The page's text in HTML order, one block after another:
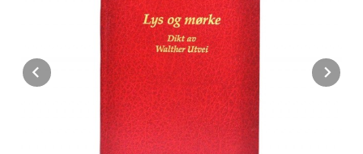
Prev